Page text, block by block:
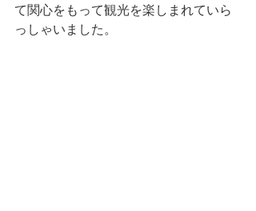
て関心をもって観光を楽しまれていら
っしゃいました。